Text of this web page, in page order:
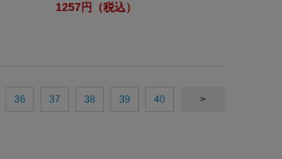
1257円（税込）
36 37 38 39 40 >